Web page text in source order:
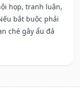
họp, tranh luận,
bắt buộc phải
ché gây ẩu đả